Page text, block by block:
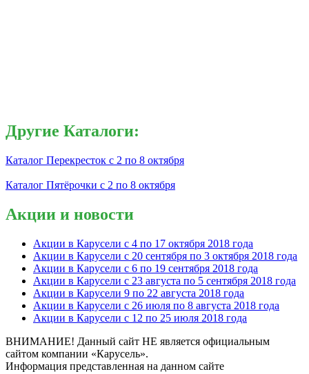
Другие Каталоги:
Каталог Перекресток с 2 по 8 октября
Каталог Пятёрочки с 2 по 8 октября
Акции и новости
Акции в Карусели с 4 по 17 октября 2018 года
Акции в Карусели с 20 сентября по 3 октября 2018 года
Акции в Карусели с 6 по 19 сентября 2018 года
Акции в Карусели с 23 августа по 5 сентября 2018 года
Акции в Карусели 9 по 22 августа 2018 года
Акции в Карусели с 26 июля по 8 августа 2018 года
Акции в Карусели с 12 по 25 июля 2018 года
ВНИМАНИЕ! Данный сайт НЕ является официальным
сайтом компании «Карусель».
Информация представленная на данном сайте